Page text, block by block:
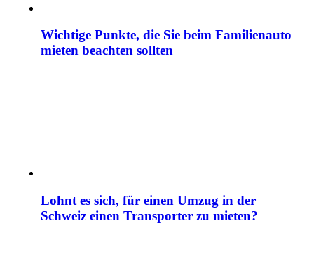
Wichtige Punkte, die Sie beim Familienauto
mieten beachten sollten
Lohnt es sich, für einen Umzug in der
Schweiz einen Transporter zu mieten?